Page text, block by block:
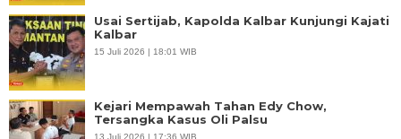
Usai Sertijab, Kapolda Kalbar Kunjungi Kajati
Kalbar
15 Juli 2026 | 18:01 WIB
Kejari Mempawah Tahan Edy Chow,
Tersangka Kasus Oli Palsu
13 Juli 2026 | 17:36 WIB